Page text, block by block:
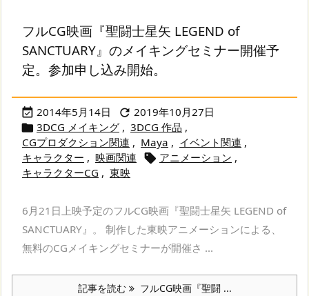
フルCG映画『聖闘士星矢 LEGEND of
SANCTUARY』のメイキングセミナー開催予
定。参加申し込み開始。
 2014年5月14日  2019年10月27日
 3DCG メイキング , 3DCG 作品 ,
CGプロダクション関連 , Maya , イベント関連 ,
キャラクター , 映画関連  アニメーション ,
キャラクターCG , 東映
6月21日上映予定のフルCG映画『聖闘士星矢 LEGEND of
SANCTUARY』。 制作した東映アニメーションによる、
無料のCGメイキングセミナーが開催さ ...
記事を読む フルCG映画『聖闘 ...